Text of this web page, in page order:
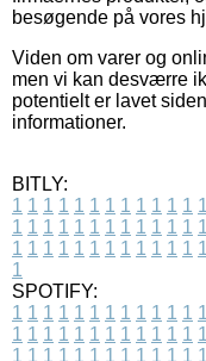
besøgende på vores
Viden om varer og
men vi kan desværre
potentielt er lavet
informationer.
BITLY:
1 1 1 1 1 1 1 1 1 1 1 1 1
1 1 1 1 1 1 1 1 1 1 1 1 1
1 1 1 1 1 1 1 1 1 1 1 1 1
1
SPOTIFY:
1 1 1 1 1 1 1 1 1 1 1 1 1
1 1 1 1 1 1 1 1 1 1 1 1 1
1 1 1 1 1 1 1 1 1 1 1 1 1